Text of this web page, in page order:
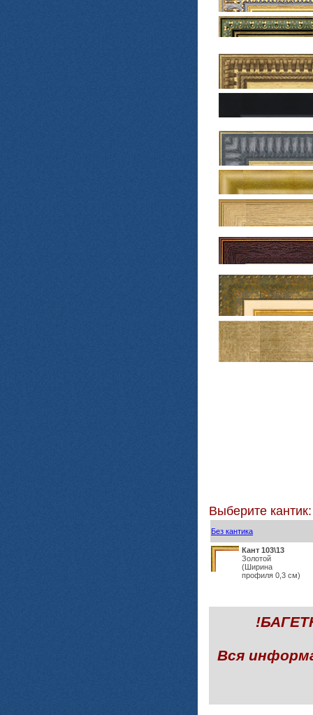
Выберите кантик:
Без кантика
Кант 103\13
Золотой
(Ширина
профиля 0,3 см)
Вся